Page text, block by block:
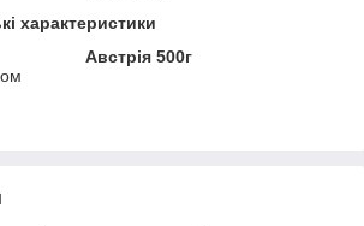
характеристики
Австрія 500г